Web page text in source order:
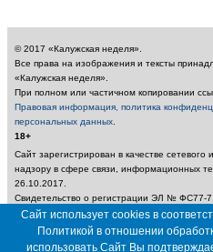
© 2017 «Калужская неделя».
Все права на изображения и тексты
«Калужская неделя».
При полном или частичном копировании
Правовая информация, политика
персональных данных.
18+
Сайт зарегистрирован в качестве
надзору в сфере связи, информационных
26.10.2017.
Свидетельство о регистрации ЭЛ № ФС77-
Учредитель: Муниципальное бюджетное
неделя»
Главный редактор: Амбарцумян А. Ю. /
Сайт использует cookies в
Политикой в отношении
использовать Сайт Вы